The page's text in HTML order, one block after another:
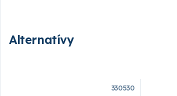
Alternatívy
330530